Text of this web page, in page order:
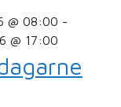
@ 08:00 -
@ 17:00